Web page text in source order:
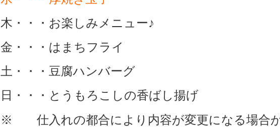
木・・・お楽しみメニュー♪
金・・・はまちフライ
土・・・豆腐ハンバーグ
日・・・とうもろこしの香ばし揚げ
※ 仕入れの都合により内容が変更になる場合